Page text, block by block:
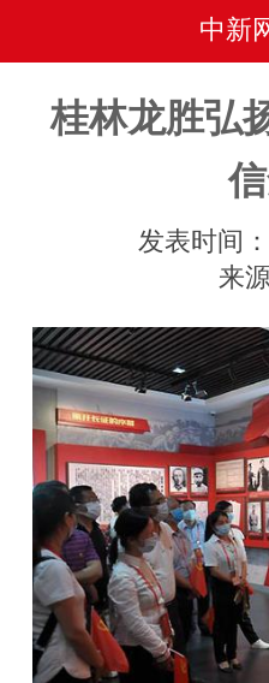
中新
桂林龙胜弘
发表时间
来